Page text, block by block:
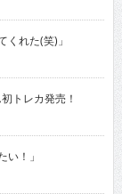
れた(笑)」
トレカ発売！
！」